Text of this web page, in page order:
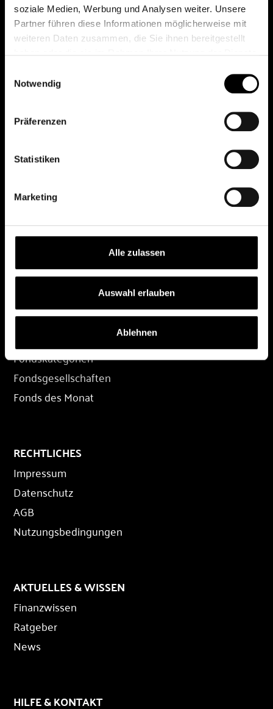
soziale Medien, Werbung und Analysen weiter. Unsere
Partner führen diese Informationen möglicherweise mit
weiteren Daten zusammen, die Sie ihnen bereitgestellt
Notwendig
Präferenzen
Statistiken
Marketing
Alle zulassen
Auswahl erlauben
Ablehnen
Das erste Depot in Österreich mit 0€ Kontoführung,
0€ Ausgabeaufschlag und 0€ Depotgebühren bei
knapp 2000 Fonds und 0€ Orderspesen.
All rights reserved.
Depot eröffnen
Depot übertragen
Konditionen
FONDS
Fondskategorien
Fondsgesellschaften
Fonds des Monat
RECHTLICHES
Impressum
Datenschutz
AGB
Nutzungsbedingungen
AKTUELLES & WISSEN
Finanzwissen
Ratgeber
News
HILFE & KONTAKT